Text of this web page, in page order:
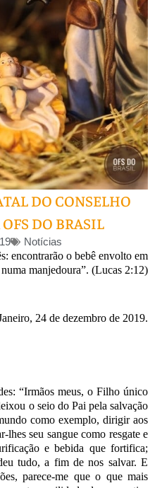
DO CONSELHO
DO BRASIL
Notícias
encontrarão o bebê envolto em
manjedoura”. (Lucas 2:12)
24 de dezembro de 2019.
“Irmãos meus, o Filho único
o seio do Pai pela salvação
como exemplo, dirigir aos
lhes seu sangue como resgate e
e bebida que fortifica;
tudo, a fim de nos salvar. E
parece-me que o que mais